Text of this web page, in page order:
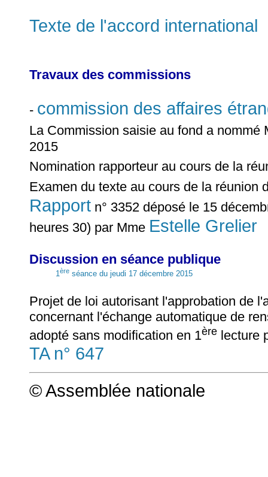
Texte de l'accord international
Travaux des commissions
- commission des affaires
La Commission saisie au fond a nommé
2015
Nomination rapporteur au cours de la
Examen du texte au cours de la réunion
Rapport n° 3352 déposé le 15
heures 30) par Mme Estelle Grelier
Discussion en séance publique
1ère séance du jeudi 17 décembre 2015
Projet de loi autorisant l'approbation de
concernant l'échange automatique de
adopté sans modification en 1ère lecture
TA n° 647
© Assemblée nationale